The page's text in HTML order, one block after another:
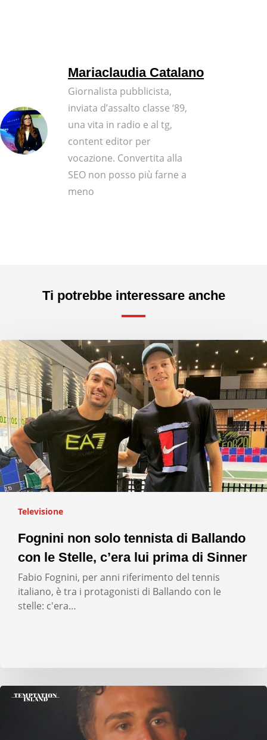
Mariaclaudia Catalano
Giornalista pubblicista,
inviata d’assalto classe ‘89,
una vita in radio e al tg,
content editor per
vocazione. Convertita alla
SEO non posso più farne a
meno
Ti potrebbe interessare anche
Televisione
Fognini non solo tennista di Ballando
con le Stelle, c’era lui prima di Sinner
Fabio Fognini, per anni riferimento del tennis
italiano, è tra i protagonisti di Ballando con le
stelle: c'era…